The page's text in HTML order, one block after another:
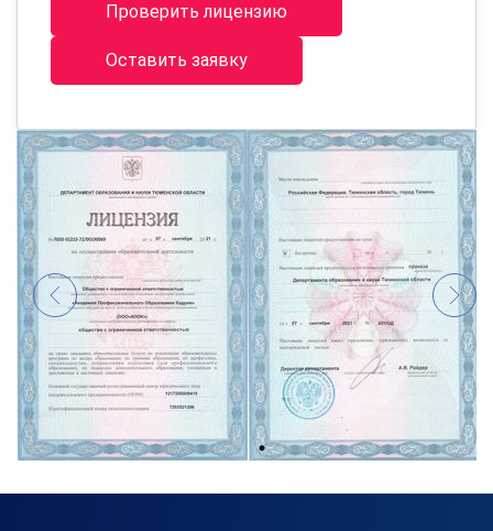
Проверить лицензию
Оставить заявку